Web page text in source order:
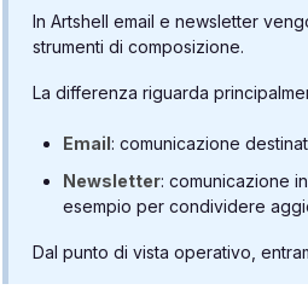
In Artshell email e newsletter
strumenti di composizione.
La differenza riguarda
Email: comunicazione
Newsletter: comunicazione
esempio per condividere
Dal punto di vista operativo,